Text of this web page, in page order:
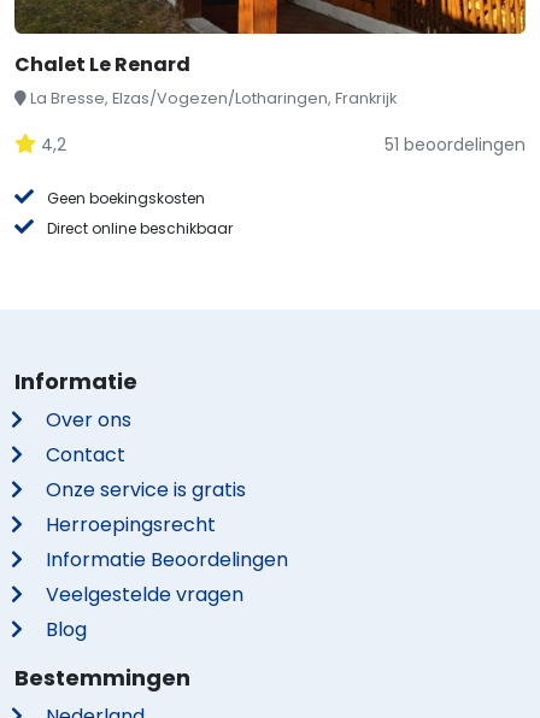
Chalet Le Renard
La Bresse, Elzas/Vogezen/Lotharingen, Frankrijk
4,2 51 beoordelingen
Geen boekingskosten
Direct online beschikbaar
Informatie
Over ons
Contact
Onze service is gratis
Herroepingsrecht
Informatie Beoordelingen
Veelgestelde vragen
Blog
Bestemmingen